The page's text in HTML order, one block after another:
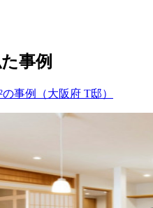
事例
事例（大阪府 T邸）